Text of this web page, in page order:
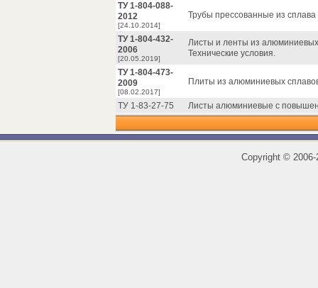
ТУ 1-804-088-
2012
[24.10.2014]
Трубы прессованные из
ТУ 1-804-432-
2006
[20.05.2019]
Листы и ленты из
Технические условия.
ТУ 1-804-473-
2009
[08.02.2017]
Плиты из алюминиевых
ТУ 1-83-27-75 Листы алюминиевые с
Copyright ©